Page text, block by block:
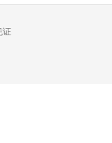
证